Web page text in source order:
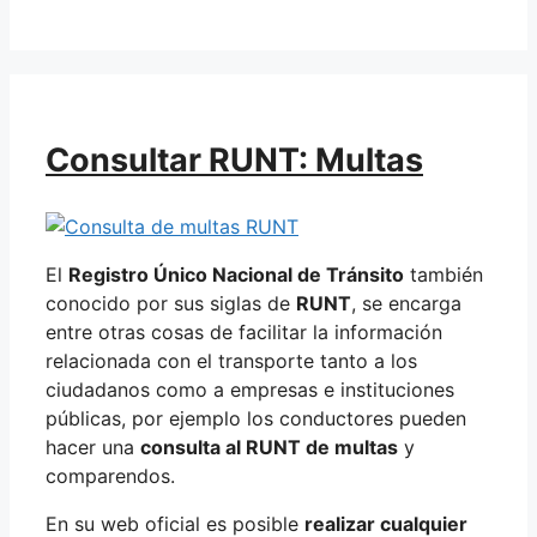
Consultar RUNT: Multas
El Registro Único Nacional de Tránsito también
conocido por sus siglas de RUNT, se encarga
entre otras cosas de facilitar la información
relacionada con el transporte tanto a los
ciudadanos como a empresas e instituciones
públicas, por ejemplo los conductores pueden
hacer una consulta al RUNT de multas y
comparendos.
En su web oficial es posible realizar cualquier